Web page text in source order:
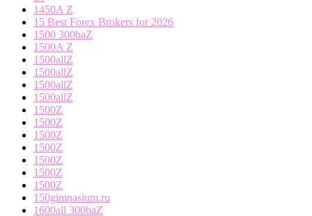
1450A Z
15 Best Forex Brokers for 2026
1500 300baZ
1500A Z
1500allZ
1500allZ
1500allZ
1500allZ
1500Z
1500Z
1500Z
1500Z
1500Z
1500Z
1500Z
150gimnasium.ru
1600all 300baZ